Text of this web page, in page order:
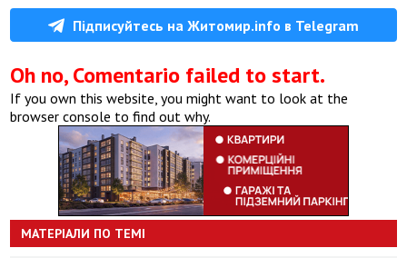
Підписуйтесь на Житомир.info в Telegram
Oh no, Comentario failed to start.
If you own this website, you might want to look at the
browser console to find out why.
МАТЕРІАЛИ ПО ТЕМІ